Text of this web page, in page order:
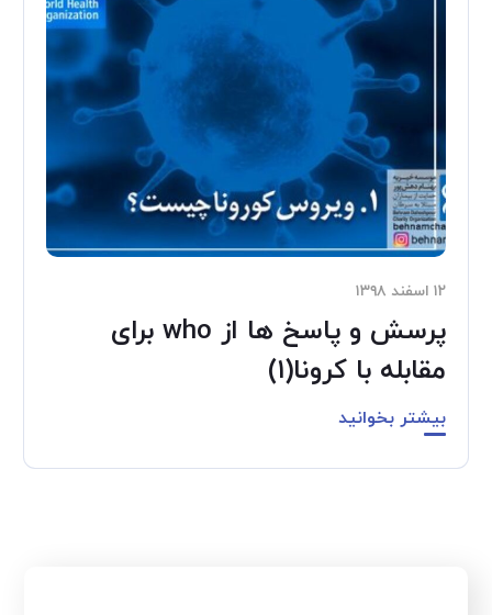
۱۲ اسفند ۱۳۹۸
پرسش و پاسخ ها از who برای
مقابله با کرونا(۱)
بیشتر بخوانید